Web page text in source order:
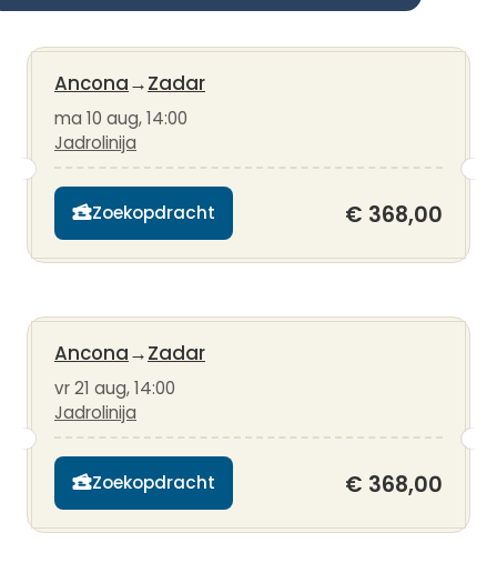
Ancona→Zadar
ma 10 aug, 14:00
Jadrolinija
Zoekopdracht € 368,00
Ancona→Zadar
vr 21 aug, 14:00
Jadrolinija
Zoekopdracht € 368,00